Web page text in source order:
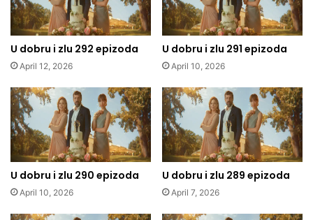
U dobru i zlu 292 epizoda
April 12, 2026
U dobru i zlu 291 epizoda
April 10, 2026
U dobru i zlu 290 epizoda
April 10, 2026
U dobru i zlu 289 epizoda
April 7, 2026